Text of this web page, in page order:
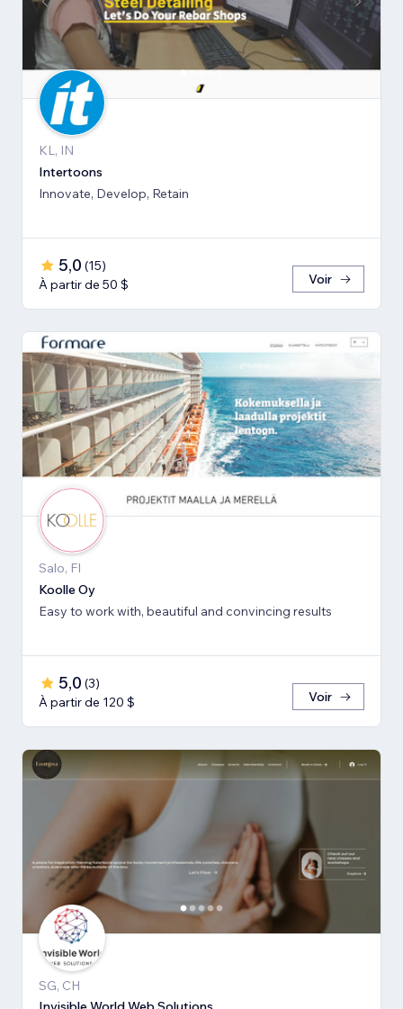
KL, IN
Intertoons
Innovate, Develop, Retain
5,0 (15)
À partir de 50 $
Voir
Salo, FI
Koolle Oy
Easy to work with, beautiful and convincing results
5,0 (3)
À partir de 120 $
Voir
SG, CH